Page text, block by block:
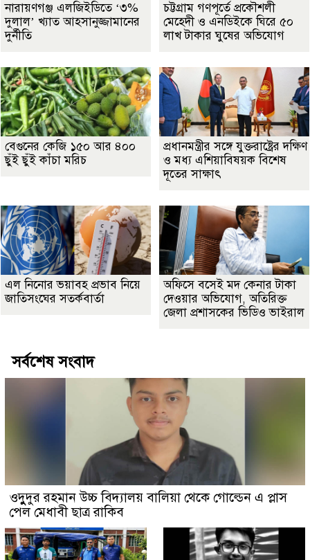
নারায়ণগঞ্জ এলজিইডিতে ‘৩%
দুলাল’ খ্যাত আহসানুজ্জামানের
দুর্নীতি
চট্টগ্রাম গণপূর্তে প্রকৌশলী
মেহেদী ও এনডিইকে ঘিরে ৫০
লাখ টাকার ঘুষের অভিযোগ
বেগুনের কেজি ১৫০ আর ৪০০
ছুঁই ছুঁই কাঁচা মরিচ
প্রধানমন্ত্রীর সঙ্গে যুক্তরাষ্ট্রের দক্ষিণ
ও মধ্য এশিয়াবিষয়ক বিশেষ
দূতের সাক্ষাৎ
এল নিনোর ভয়াবহ প্রভাব নিয়ে
জাতিসংঘের সতর্কবার্তা
অফিসে বসেই মদ কেনার টাকা
দেওয়ার অভিযোগ, অতিরিক্ত
জেলা প্রশাসকের ভিডিও ভাইরাল
সর্বশেষ সংবাদ
ওদুুদুর রহমান উচ্চ বিদ্যালয় বালিয়া থেকে গোল্ডেন এ প্লাস
পেল মেধাবী ছাত্র রাকিব